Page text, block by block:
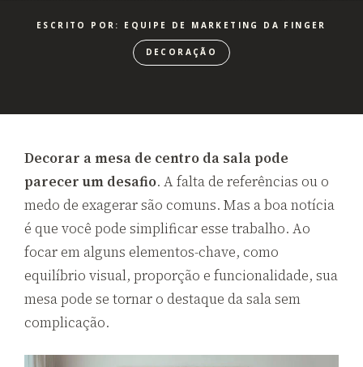
ESCRITO POR: EQUIPE DE MARKETING DA FINGER
DECORAÇÃO
Decorar a mesa de centro da sala pode
parecer um desafio. A falta de referências ou o
medo de exagerar são comuns. Mas a boa notícia
é que você pode simplificar esse trabalho. Ao
focar em alguns elementos-chave, como
equilíbrio visual, proporção e funcionalidade, sua
mesa pode se tornar o destaque da sala sem
complicação.